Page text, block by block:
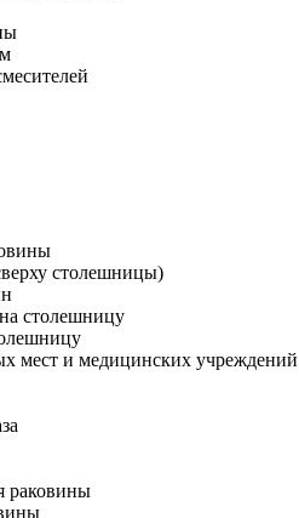
столешницы)
столешницу
мест и медицинских учреждений
раковины